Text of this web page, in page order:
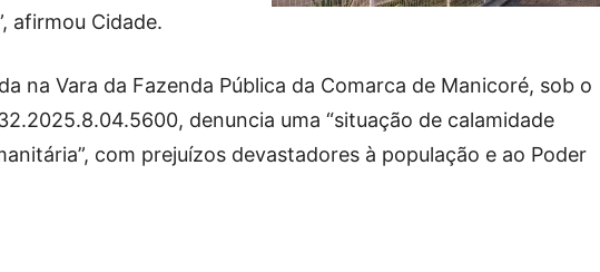
afirmou Cidade.
na Vara da Fazenda Pública da Comarca de Manicoré, sob o
denuncia uma “situação de calamidade
com prejuízos devastadores à população e ao Poder